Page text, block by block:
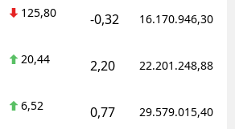
125,80 -0,32 16.170.946,30
20,44 2,20 22.201.248,88
6,52 0,77 29.579.015,40